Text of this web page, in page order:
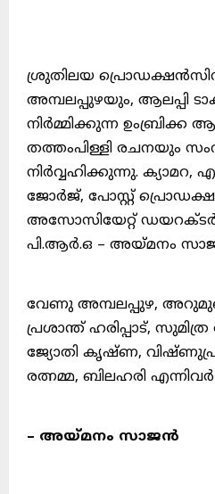
ശ്രുതിലയ
അമ്പലപ്പുഴയും, ആലപ്പി
നിർമ്മിക്കുന്ന ഉംബ്രിക്ക
തത്തംപിള്ളി രചനയും
നിർവ്വഹിക്കുന്നു. ക്യാമറ,
ജോർജ്, പോസ്റ്റ്
അസോസിയേറ്റ് ഡയറക്ടർ
പി.ആർ.ഒ – അയ്മനം
വേണു അമ്പലപ്പുഴ,
പ്രശാന്ത് ഹരിപ്പാട്,
ജ്യോതി കൃഷ്ണ,
രത്നമ്മ, ബിലഹരി
– അയ്മനം സാജൻ